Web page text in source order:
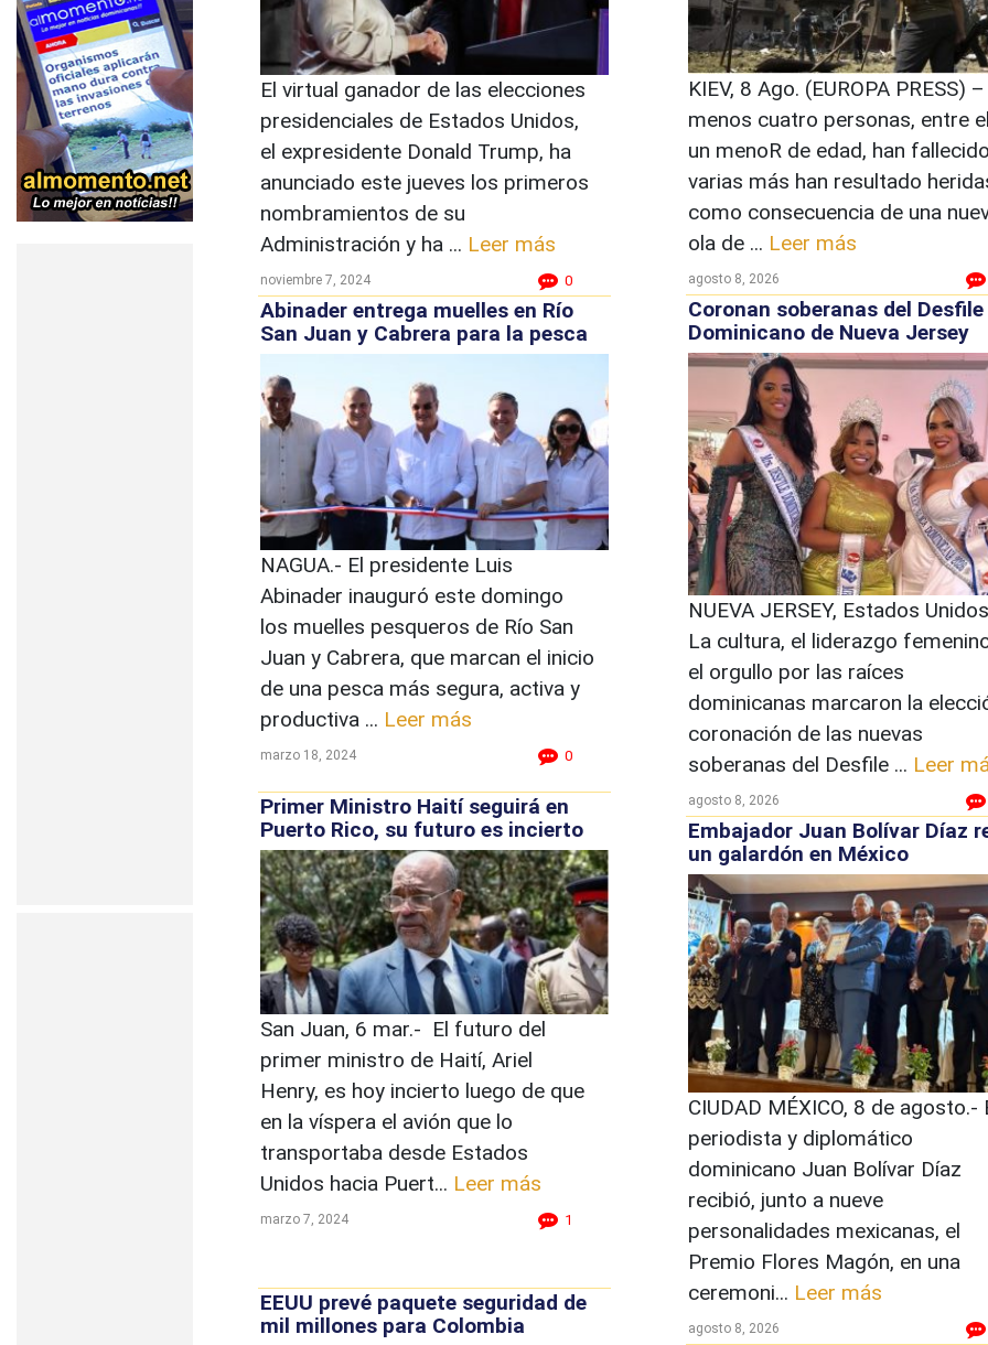
El virtual ganador de las elecciones
presidenciales de Estados Unidos,
el expresidente Donald Trump, ha
anunciado este jueves los primeros
nombramientos de su
Administración y ha ... Leer más
noviembre 7, 2024 0
Abinader entrega muelles en Río
San Juan y Cabrera para la pesca
NAGUA.- El presidente Luis
Abinader inauguró este domingo
los muelles pesqueros de Río San
Juan y Cabrera, que marcan el inicio
de una pesca más segura, activa y
productiva ... Leer más
marzo 18, 2024 0
Primer Ministro Haití seguirá en
Puerto Rico, su futuro es incierto
San Juan, 6 mar.- El futuro del
primer ministro de Haití, Ariel
Henry, es hoy incierto luego de que
en la víspera el avión que lo
transportaba desde Estados
Unidos hacia Puert... Leer más
marzo 7, 2024 1
EEUU prevé paquete seguridad de
mil millones para Colombia
KIEV, 8 Ago. (EUROPA PRESS)
menos cuatro personas, entre
un menoR de edad, han
varias más han resultado
como consecuencia de una
ola de ... Leer más
agosto 8, 2026
Coronan soberanas del Desfile
Dominicano de Nueva Jersey
NUEVA JERSEY, Estados
La cultura, el liderazgo
el orgullo por las raíces
dominicanas marcaron la
coronación de las nuevas
soberanas del Desfile ... Leer
agosto 8, 2026
Embajador Juan Bolívar Díaz
un galardón en México
CIUDAD MÉXICO, 8 de agosto.-
periodista y diplomático
dominicano Juan Bolívar Díaz
recibió, junto a nueve
personalidades mexicanas, el
Premio Flores Magón, en una
ceremoni... Leer más
agosto 8, 2026